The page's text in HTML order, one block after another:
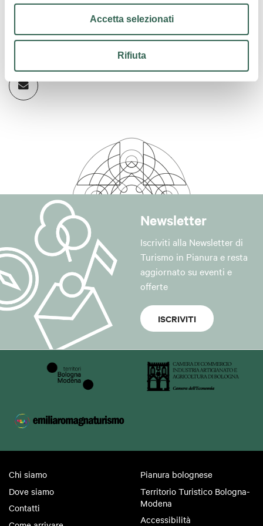
Accetta selezionati
Rifiuta
Newsletter
Iscriviti alla Newsletter di
Turismo in Pianura e resta
aggiornato su eventi e
offerte
ISCRIVITI
Chi siamo
Dove siamo
Contatti
Pianura bolognese
Territorio Turistico Bologna-
Modena
Accessibilità